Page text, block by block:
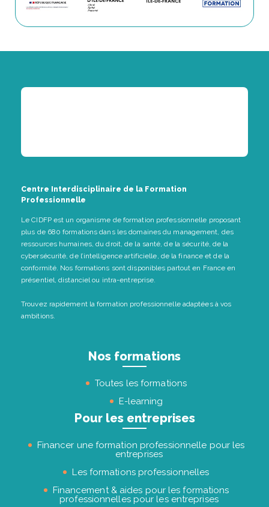
Centre Interdisciplinaire de la Formation
Professionnelle
Le CIDFP est un organisme de formation professionnelle proposant
plus de 680 formations dans les domaines du management, des
ressources humaines, du droit, de la santé, de la sécurité, de la
cybersécurité, de l’intelligence artificielle, de la finance et de la
conformité. Nos formations sont disponibles partout en France en
présentiel, distanciel ou intra-entreprise.
Trouvez rapidement la formation professionnelle adaptées à vos
ambitions.
Nos formations
Toutes les formations
E-learning
Pour les entreprises
Financer une formation professionnelle pour les
entreprises
Les formations professionnelles
Financement & aides pour les formations
professionnelles pour les entreprises